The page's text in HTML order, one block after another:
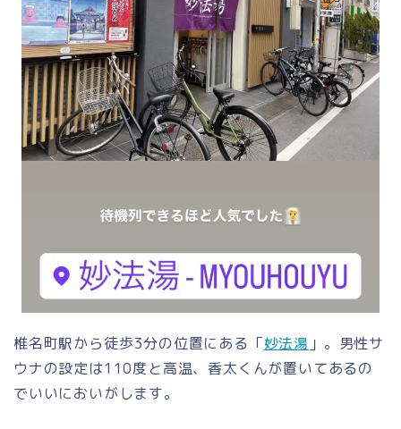
椎名町駅から徒歩3分の位置にある「妙法湯 」。男性サ
ウナの設定は110度と高温、香太くんが置いてあるの
でいいにおいがします。